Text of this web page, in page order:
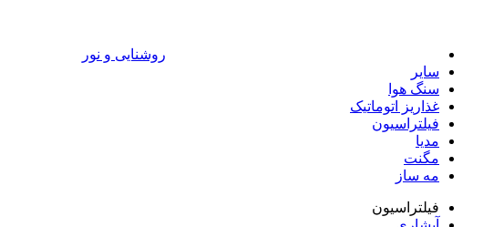
روشنایی و نور
سایر
سنگ هوا
غذاریز اتوماتیک
فیلتراسیون
مدیا
مگنت
مه ساز
فیلتراسیون